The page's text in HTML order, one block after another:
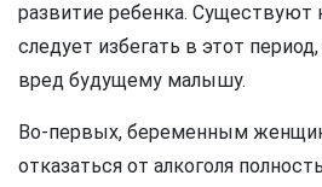
развитие ребенка. Существуют
следует избегать в этот
вред будущему малышу.
Во-первых, беременным
отказаться от алкоголя